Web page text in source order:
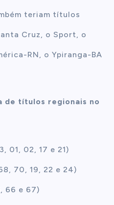
teriam títulos
Cruz, o Sport, o
RN, o Ypiranga-BA
de títulos regionais no
01, 02, 17 e 21)
70, 19, 22 e 24)
66 e 67)